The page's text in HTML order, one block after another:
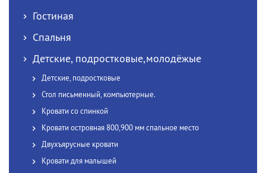
Гостиная
Спальня
Детские, подростковые,молодёжые
Детские, подростковые
Стол письменный, компьютерные.
Кровати со спинкой
Кровати островная 800,900 мм спальное место
Двухъярусные кровати
Кровати для малышей